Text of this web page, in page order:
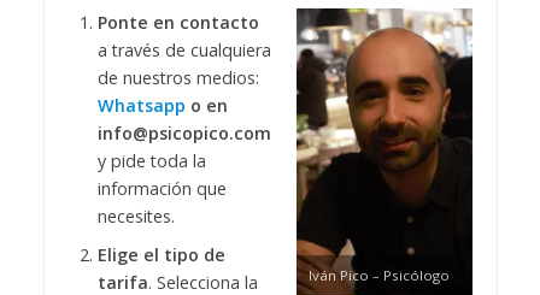
Iván Pico – Psicólogo
Ponte en contacto
a través de cualquiera
de nuestros medios:
Whatsapp o en
info@psicopico.com
y pide toda la
información que
necesites.
Elige el tipo de
tarifa. Selecciona la